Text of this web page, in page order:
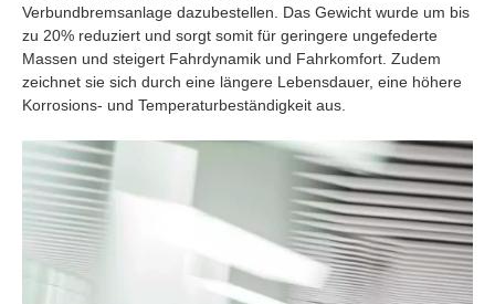
Verbundbremsanlage dazubestellen. Das Gewicht wurde um bis
zu 20% reduziert und sorgt somit für geringere ungefederte
Massen und steigert Fahrdynamik und Fahrkomfort. Zudem
zeichnet sie sich durch eine längere Lebensdauer, eine höhere
Korrosions- und Temperaturbeständigkeit aus.